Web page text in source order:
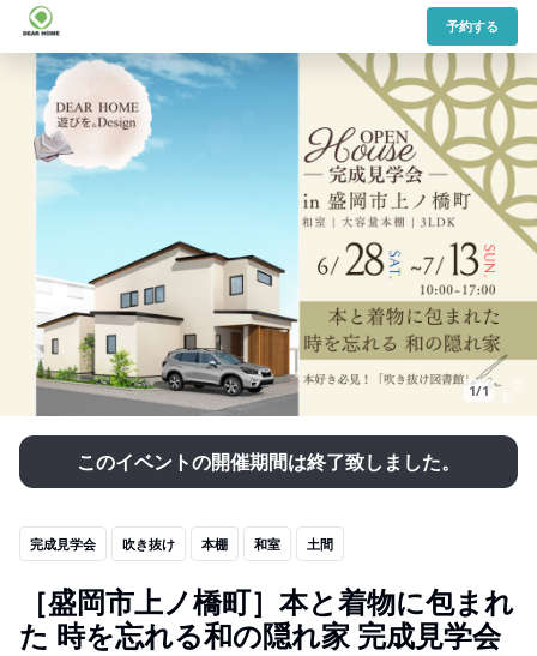
予約する
1/1
このイベントの開催期間は終了致しました。
完成見学会 吹き抜け 本棚 和室 土間
［盛岡市上ノ橋町］本と着物に包まれ
た 時を忘れる和の隠れ家 完成見学会